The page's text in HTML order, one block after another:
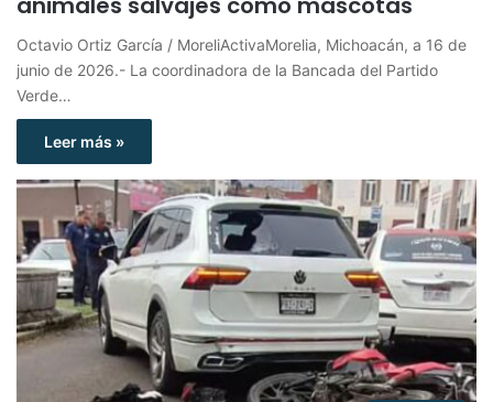
Octavio Ortiz García / MoreliActivaMorelia, Michoacán, a 16 de
junio de 2026.- La coordinadora de la Bancada del Partido
Verde…
Leer más »